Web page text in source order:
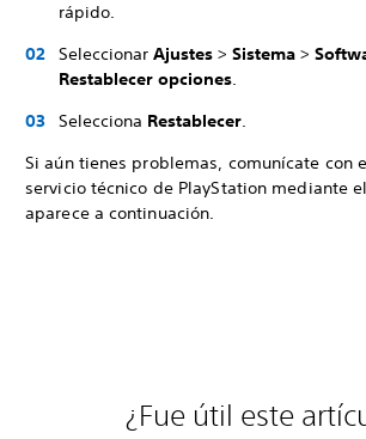
rápido.
Seleccionar Ajustes > Sistema >
Restablecer opciones.
Selecciona Restablecer.
Si aún tienes problemas, comunícate con
servicio técnico de PlayStation mediante
aparece a continuación.
¿Fue útil este